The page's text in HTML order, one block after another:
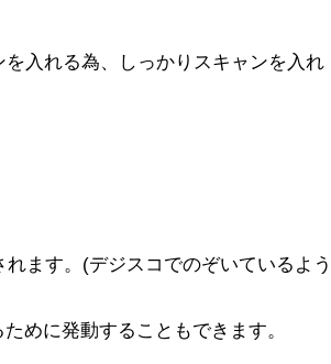
入れる為、しっかりスキャンを入れ
ます。(デジスコでのぞいているよ
めに発動することもできます。